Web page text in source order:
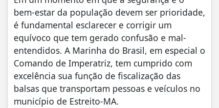
bem-estar da população devem ser prioridade,
é fundamental esclarecer e corrigir um
equívoco que tem gerado confusão e mal-
entendidos. A Marinha do Brasil, em especial o
Comando de Imperatriz, tem cumprido com
excelência sua função de fiscalização das
balsas que transportam pessoas e veículos no
município de Estreito-MA.